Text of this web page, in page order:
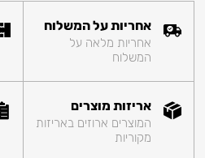
אחריות על המשלוח
אחריות מלאה על
המשלוח
אריזות מוצרים
המוצרים ארוזים באריזות
מקוריות